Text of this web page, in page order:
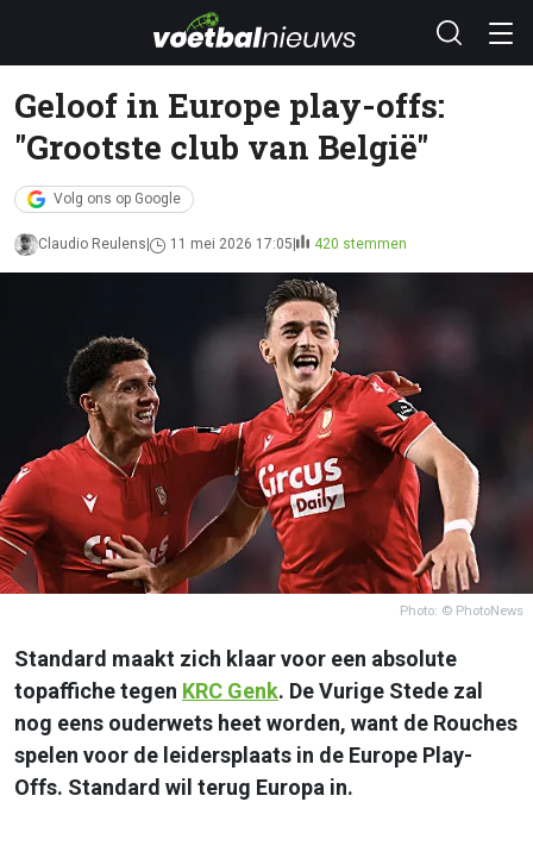
Geloof in Europe play-offs:
"Grootste club van België"
Volg ons op Google
Claudio Reulens 11 mei 2026 17:05 420 stemmen
Photo: © PhotoNews
Standard maakt zich klaar voor een absolute
topaffiche tegen KRC Genk. De Vurige Stede zal
nog eens ouderwets heet worden, want de Rouches
spelen voor de leidersplaats in de Europe Play-
Offs. Standard wil terug Europa in.